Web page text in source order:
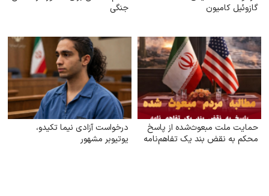
گازوئیل کامیون
جنگی
حمایت ملت مبعوث‌شده از پاسخ
محکم به نقض بند یک تفاهم‌نامه
درخواست آزادی نیما تکیدو،
یوتیوبر مشهور